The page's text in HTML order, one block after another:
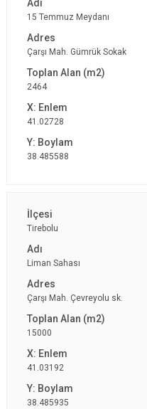
15 Temmuz Meydanı
Çarşı Mah. Gümrük Sokak
2464
41.02728
38.485588
Tirebolu
Liman Sahası
Çarşı Mah. Çevreyolu sk.
15000
41.03192
38.485935